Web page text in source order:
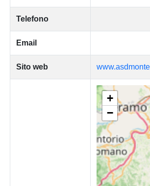
Telefono
Email
Sito web
+
−